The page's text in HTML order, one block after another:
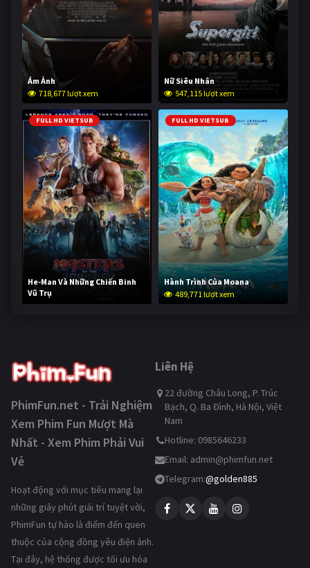
Ám Ảnh
718,677 lượt xem
Nữ Siêu Nhân
547,115 lượt xem
FULL HD VIETSUB
He-Man Và Những Chiến Binh
Vũ Trụ
238,274 lượt xem
FULL HD VIETSUB
Hành Trình Của Moana
489,771 lượt xem
PhimFun.net - Trải Nghiệm
Xem Phim Fun Mượt Mà
Nhất - Xem Phim Phải Vui
Vẻ
Hoạt động với mục tiêu mang lại
những giây phút giải trí tuyệt vời,
PhimFun tự hào là điểm đến quen
thuộc của cộng đồng yêu điện ảnh.
Tại đây, hệ thống được tối ưu hóa
Liên Hệ
22 đường Châu Long, P. Trúc
Bạch, Q. Ba Đình, Hà Nội, Việt
Nam
Hotline: 0985646233
Email: admin@phimfun.net
Telegram:@golden885